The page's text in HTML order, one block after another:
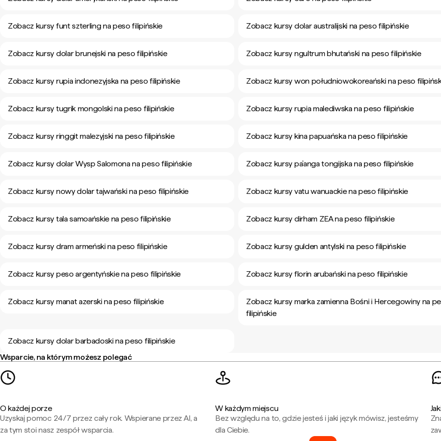
Zobacz kursy funt szterling na peso filipińskie Zobacz kursy dolar australijski na peso filipińskie
Zobacz kursy dolar brunejski na peso filipińskie Zobacz kursy ngultrum bhutański na peso filipińskie
Zobacz kursy rupia indonezyjska na peso filipińskie Zobacz kursy won południowokoreański na peso
Zobacz kursy tugrik mongolski na peso filipińskie Zobacz kursy rupia malediwska na peso filipińskie
Zobacz kursy ringgit malezyjski na peso filipińskie Zobacz kursy kina papuańska na peso filipińskie
Zobacz kursy dolar Wysp Salomona na peso filipińskie Zobacz kursy pa’anga tongijska na peso filipińskie
Zobacz kursy nowy dolar tajwański na peso filipińskie Zobacz kursy vatu wanuackie na peso filipińskie
Zobacz kursy tala samoańskie na peso filipińskie Zobacz kursy dirham ZEA na peso filipińskie
Zobacz kursy dram armeński na peso filipińskie Zobacz kursy gulden antylski na peso filipińskie
Zobacz kursy peso argentyńskie na peso filipińskie Zobacz kursy florin arubański na peso filipińskie
Zobacz kursy manat azerski na peso filipińskie
Zobacz kursy marka zamienna Bośni i Hercegowiny na
filipińskie
Zobacz kursy dolar barbadoski na peso filipińskie
Wsparcie, na którym możesz polegać
O każdej porze
Uzyskaj pomoc 24/7 przez cały rok. Wspierane przez AI, a
za tym stoi nasz zespół wsparcia.
W każdym miejscu
Bez względu na to, gdzie jesteś i jaki język mówisz, jesteśmy
dla Ciebie.